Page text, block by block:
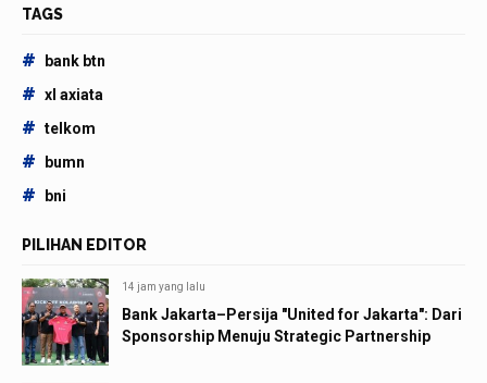
TAGS
# bank btn
# xl axiata
# telkom
# bumn
# bni
PILIHAN EDITOR
14 jam yang lalu
Bank Jakarta–Persija "United for Jakarta": Dari
Sponsorship Menuju Strategic Partnership